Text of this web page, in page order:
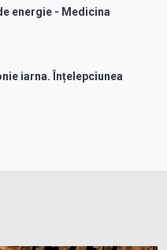
energie - Medicina
iarna. Înțelepciunea